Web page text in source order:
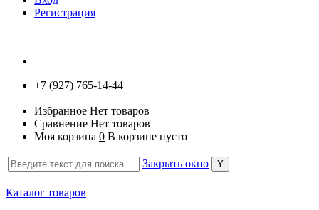
Регистрация
+7 (927) 765-14-44
Избранное Нет товаров
Сравнение Нет товаров
Моя корзина 0 В корзине пусто
Закрыть окно
Каталог товаров